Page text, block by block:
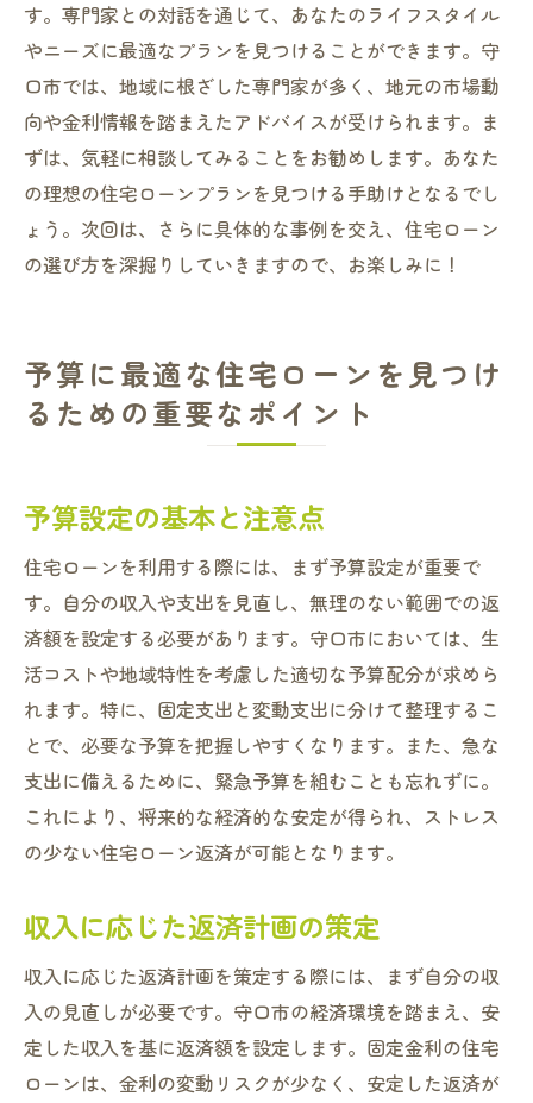
す。専門家との対話を通じて、あなたのライフスタイル
やニーズに最適なプランを見つけることができます。守
口市では、地域に根ざした専門家が多く、地元の市場動
向や金利情報を踏まえたアドバイスが受けられます。ま
ずは、気軽に相談してみることをお勧めします。あなた
の理想の住宅ローンプランを見つける手助けとなるでし
ょう。次回は、さらに具体的な事例を交え、住宅ローン
の選び方を深掘りしていきますので、お楽しみに！
予算に最適な住宅ローンを見つけ
るための重要なポイント
予算設定の基本と注意点
住宅ローンを利用する際には、まず予算設定が重要で
す。自分の収入や支出を見直し、無理のない範囲での返
済額を設定する必要があります。守口市においては、生
活コストや地域特性を考慮した適切な予算配分が求めら
れます。特に、固定支出と変動支出に分けて整理するこ
とで、必要な予算を把握しやすくなります。また、急な
支出に備えるために、緊急予算を組むことも忘れずに。
これにより、将来的な経済的な安定が得られ、ストレス
の少ない住宅ローン返済が可能となります。
収入に応じた返済計画の策定
収入に応じた返済計画を策定する際には、まず自分の収
入の見直しが必要です。守口市の経済環境を踏まえ、安
定した収入を基に返済額を設定します。固定金利の住宅
ローンは、金利の変動リスクが少なく、安定した返済が